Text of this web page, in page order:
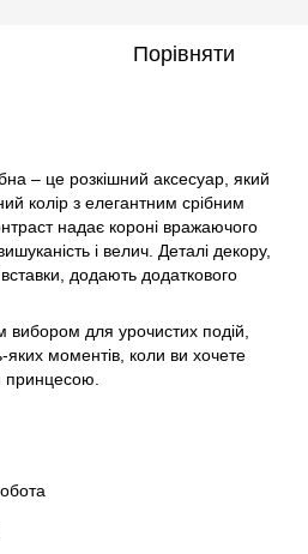
Порівняти
– це розкішний аксесуар, який
колір з елегантним срібним
надає короні вражаючого
і велич. Деталі декору,
вставки, додають додаткового
вибором для урочистих подій,
яких моментів, коли ви хочете
принцесою.